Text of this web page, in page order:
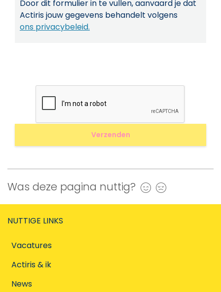
Door dit formulier in te vullen, aanvaard je dat
Actiris jouw gegevens behandelt volgens
ons privacybeleid.
Was deze pagina nuttig? Ja
NUTTIGE LINKS
Vacatures
Actiris & ik
News